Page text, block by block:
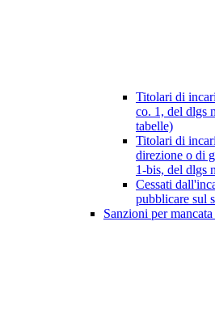
Titolari di
co. 1, del dlgs
tabelle)
Titolari di
direzione o di
1-bis, del dlgs
Cessati
pubblicare sul
Sanzioni per